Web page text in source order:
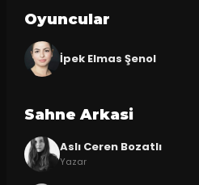
Oyuncular
İpek Elmas Şenol
Sahne Arkasi
Aslı Ceren Bozatlı
Yazar